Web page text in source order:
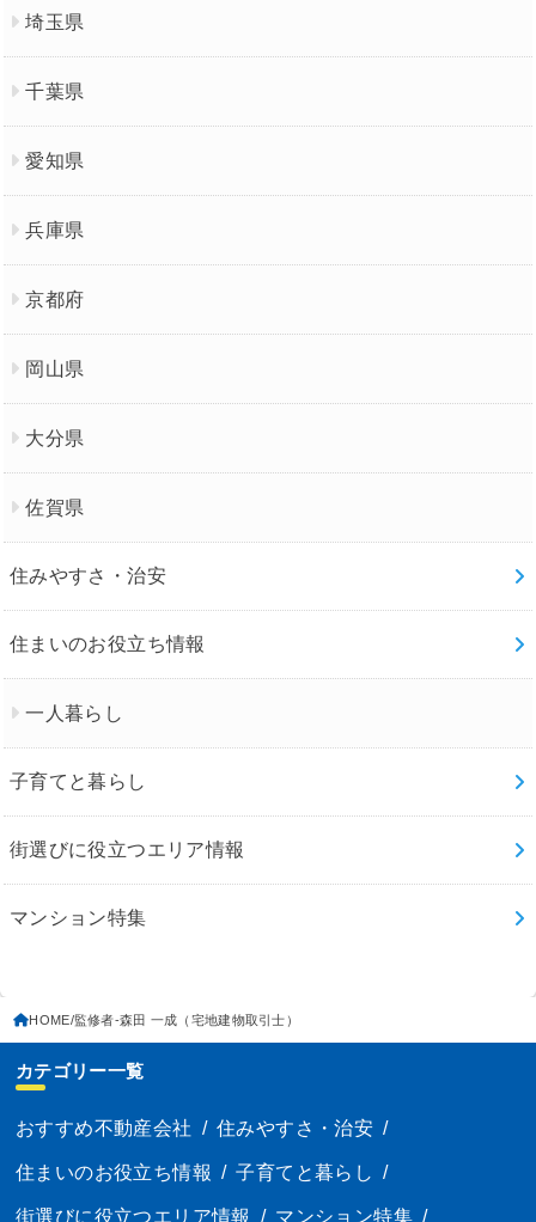
埼玉県
千葉県
愛知県
兵庫県
京都府
岡山県
大分県
佐賀県
住みやすさ・治安
住まいのお役立ち情報
一人暮らし
子育てと暮らし
街選びに役立つエリア情報
マンション特集
HOME 監修者-森田 一成（宅地建物取引士）
カテゴリー一覧
おすすめ不動産会社 / 住みやすさ・治安 /
住まいのお役立ち情報 / 子育てと暮らし /
街選びに役立つエリア情報 / マンション特集 /